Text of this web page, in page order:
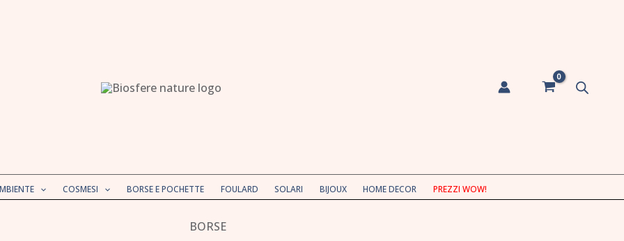
COSMESI BORSE E POCHETTE FOULARD SOLARI BIJOUX HOME DECOR PREZZI WOW!
BORSE